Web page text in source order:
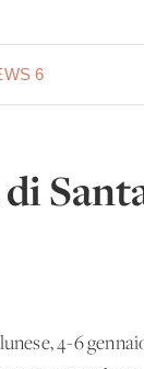
6
4-6